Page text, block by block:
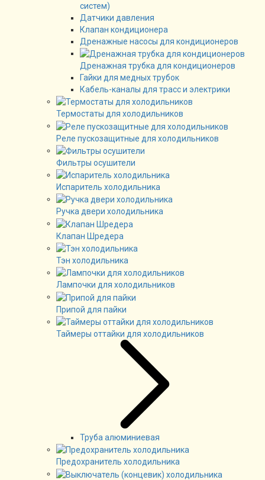
систем)
Датчики давления
Клапан кондиционера
Дренажные насосы для кондиционеров
Дренажная трубка для кондиционеров
Гайки для медных трубок
Кабель-каналы для трасс и электрики
Термостаты для холодильников
Реле пускозащитные для холодильников
Фильтры осушители
Испаритель холодильника
Ручка двери холодильника
Клапан Шредера
Тэн холодильника
Лампочки для холодильников
Припой для пайки
Таймеры оттайки для холодильников
Труба алюминиевая
Предохранитель холодильника